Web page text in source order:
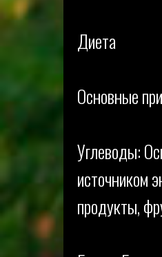
Диета
Основные
Углеводы:
источником
продукты,